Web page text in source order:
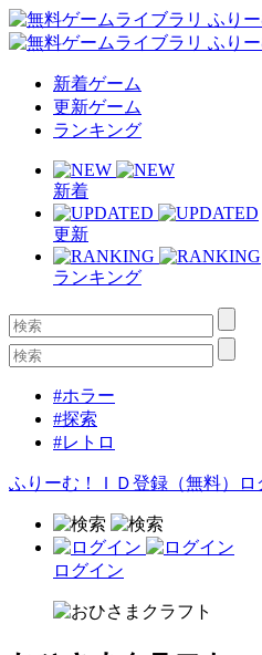
新着ゲーム
更新ゲーム
ランキング
新着
更新
ランキング
#ホラー
#探索
#レトロ
ふりーむ！ＩＤ登録（無料） ロ
ログイン